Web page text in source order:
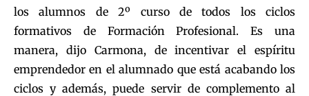
los alumnos de 2º curso de todos los ciclos
formativos de Formación Profesional. Es una
manera, dijo Carmona, de incentivar el espíritu
emprendedor en el alumnado que está acabando los
ciclos y además, puede servir de complemento al